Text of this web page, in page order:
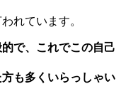
れています。
で、これでこの自己
も多くいらっしゃい